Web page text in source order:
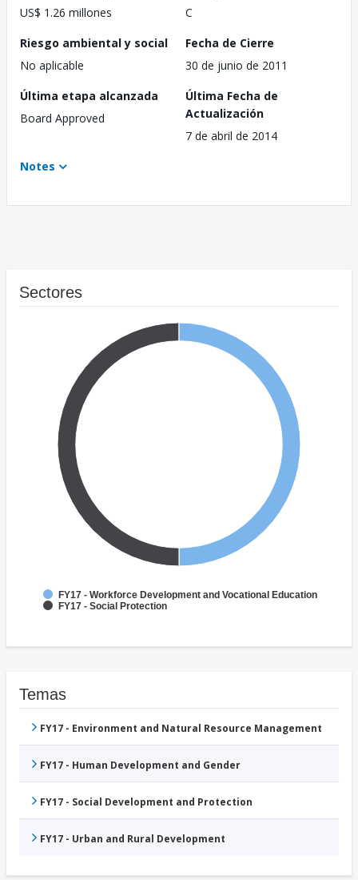
US$ 1.26 millones
C
Riesgo ambiental y social
No aplicable
Fecha de Cierre
30 de junio de 2011
Última etapa alcanzada
Board Approved
Última Fecha de
Actualización
7 de abril de 2014
Notes
Sectores
FY17 - Workforce Development and Vocational Education
FY17 - Social Protection
Temas
FY17 - Environment and Natural Resource Management
FY17 - Human Development and Gender
FY17 - Social Development and Protection
FY17 - Urban and Rural Development